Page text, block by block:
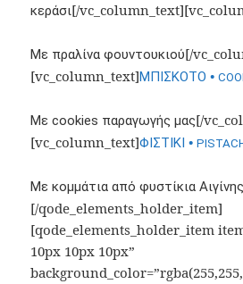
κεράσι[/
Με πραλίνα φουντουκιού[/
[vc_column_text]ΜΠΙΣΚΟΤΟ •
Με cookies παραγωγής μας[/
[vc_column_text]ΦΙΣΤΙΚΙ •
Με κομμάτια από φυστίκια Αιγίνης
[/qode_elements_holder_item]
[qode_elements_holder_item
10px 10px 10px”